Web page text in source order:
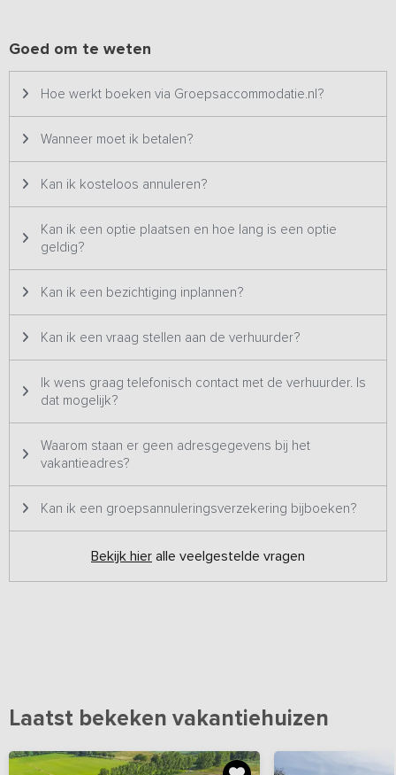
douchekoppen, waardoor douchen niet alleen maar een
mindervaliden, maar ook ideaal als leiding-/trainerskamer.
Buiten kun je gebruik maken van verschillende tuinsets waardoor
Goed om te weten
Hoe werkt boeken via Groepsaccommodatie.nl?
Wanneer moet ik betalen?
Kan ik kosteloos annuleren?
Kan ik een optie plaatsen en hoe lang is een optie
geldig?
Kan ik een bezichtiging inplannen?
Kan ik een vraag stellen aan de verhuurder?
Ik wens graag telefonisch contact met de verhuurder. Is
dat mogelijk?
Waarom staan er geen adresgegevens bij het
vakantieadres?
Kan ik een groepsannuleringsverzekering bijboeken?
Bekijk hier alle veelgestelde vragen
Laatst bekeken vakantiehuizen